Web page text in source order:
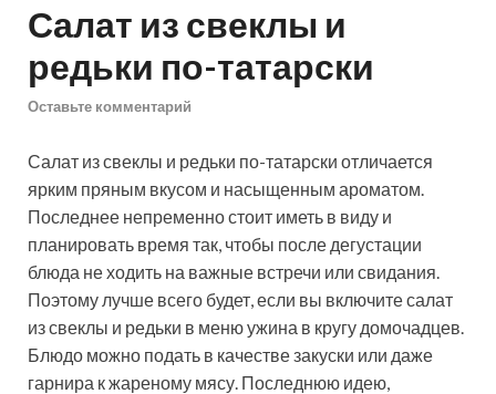
Салат из свеклы и
редьки по-татарски
Оставьте комментарий
Салат из свеклы и редьки по-татарски отличается
ярким пряным вкусом и насыщенным ароматом.
Последнее непременно стоит иметь в виду и
планировать время так, чтобы после дегустации
блюда не ходить на важные встречи или свидания.
Поэтому лучше всего будет, если вы включитесалат
из свеклы и редьки в меню ужина в кругу домочадцев.
Блюдо можно подать в качестве закуски или даже
гарнира к жареному мясу. Последнюю идею,